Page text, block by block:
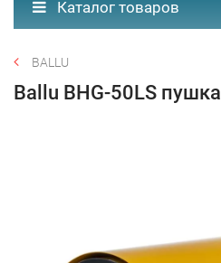
Каталог товаров
BALLU
Ballu BHG-50LS